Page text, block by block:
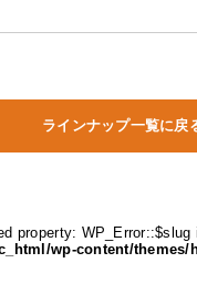
ラインナップ一覧に戻
property: WP_Error::$slug
wp-content/